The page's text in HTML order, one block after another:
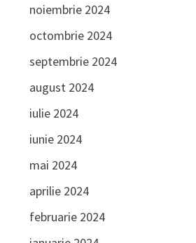
noiembrie 2024
octombrie 2024
septembrie 2024
august 2024
iulie 2024
iunie 2024
mai 2024
aprilie 2024
februarie 2024